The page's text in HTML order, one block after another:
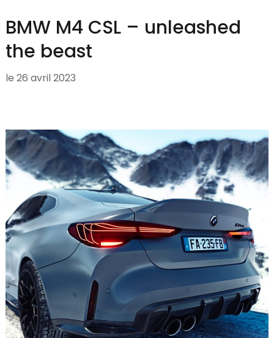
BMW M4 CSL – unleashed
the beast
le 26 avril 2023